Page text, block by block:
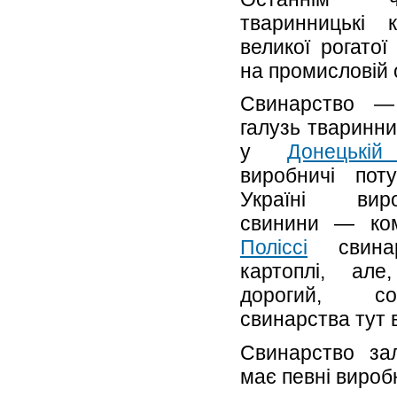
тваринницькі
великої
на промисловій
Свинарство
галузь
у
виробничі
Україні
свинини —
Поліссі
картоплі,
дорогий,
свинарства тут
Свинарство
має певні